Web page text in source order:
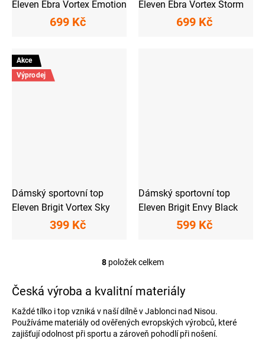
Eleven Ebra Vortex Emotion
699 Kč
Eleven Ebra Vortex Storm
699 Kč
Akce
Výprodej
Dámský sportovní top
Eleven Brigit Vortex Sky
399 Kč
Dámský sportovní top
Eleven Brigit Envy Black
599 Kč
O
l
á
d
a
c
8položek celkem
Česká výroba a kvalitní materiály
Každé tílko i top vzniká v naší dílně v Jablonci nad Nisou.
Používáme materiály od ověřených evropských výrobců, které
zajišťují odolnost při sportu a zároveň pohodlí při nošení.